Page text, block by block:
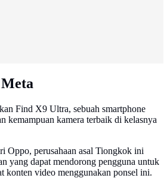
Find X9 Ultra, sebuah smartphone
kemampuan kamera terbaik di kelasnya
Oppo, perusahaan asal Tiongkok ini
yang dapat mendorong pengguna untuk
konten video menggunakan ponsel ini.